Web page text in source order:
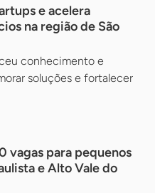
e acelera
na região de São
conhecimento e
soluções e fortalecer
vagas para pequenos
e Alto Vale do